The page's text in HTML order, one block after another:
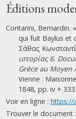
Éditions
Contarini, Bernardin.
qui fuit Baylus et
Σάθας
ιστορίας 6.
Grèce au Moyen
Vienne :
1848, pp. iv + 333.
Voir en ligne : https://
Trouver le document :